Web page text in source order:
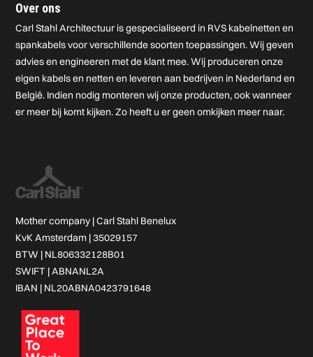
Over ons
Carl Stahl Architectuur is gespecialiseerd in RVS kabelnetten en
spankabels voor verschillende soorten toepassingen. Wij geven
advies en engineeren met de klant mee. Wij produceren onze
eigen kabels en netten en leveren aan bedrijven in Nederland en
België. Indien nodig monteren wij onze producten, ook wanneer
er meer bij komt kijken. Zo heeft u er geen omkijken meer naar.
Mother company |Carl Stahl Benelux
KvK Amsterdam | 35029157
BTW | NL806332128B01
SWIFT | ABNANL2A
IBAN | NL20ABNA0423791648